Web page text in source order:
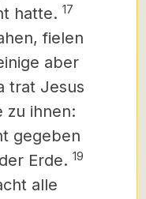
hatte. 17
fielen
aber
trat Jesus
zu ihnen:
gegeben
Erde. 19
alle